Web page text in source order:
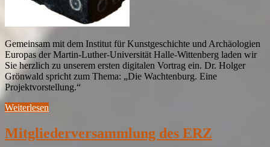
Gemeinsam mit dem Institut für Kunstgeschichte und Archäologien
Europas der Martin-Luther-Universität Halle-Wittenberg laden wir
Sie herzlich zu unserem ersten digitalen Vortrag ein. Dr. Holger
Grönwald spricht zum Thema: „Die Wachtenburg. Eine
Projektvorstellung.“
Weiterlesen
Mitgliederversammlung des ERZ